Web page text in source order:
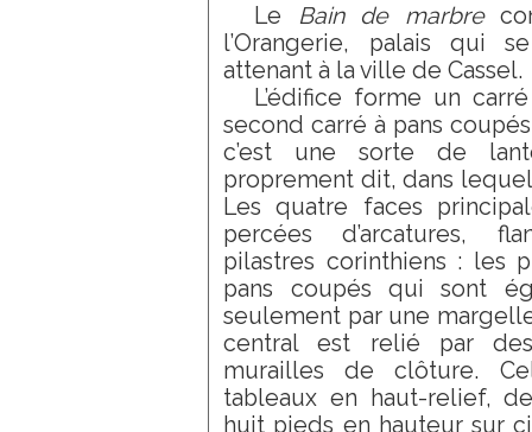
Le Bain de marbre
l’Orangerie, palais qui
attenant à la ville de Cassel.
L’édifice forme un
second carré à pans
c’est une sorte de
proprement dit, dans
Les quatre faces
percées d’arcatures,
pilastres corinthiens : les
pans coupés qui sont
seulement par une
central est relié par
murailles de clôture.
tableaux en haut-relief,
huit pieds en hauteur sur